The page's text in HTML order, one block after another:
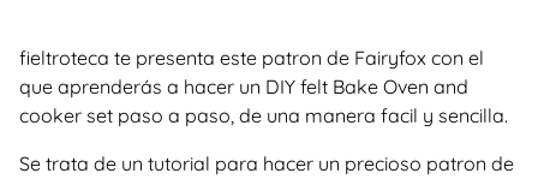
fieltroteca te presenta este patron de Fairyfox con el
que aprenderás a hacer un DIY felt Bake Oven and
cooker set paso a paso, de una manera facil y sencilla.
Se trata de un tutorial para hacer un precioso patron de